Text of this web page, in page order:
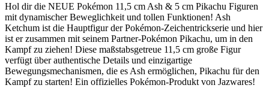
Hol dir die NEUE Pokémon 11,5 cm Ash & 5 cm Pikachu Figuren
mit dynamischer Beweglichkeit und tollen Funktionen! Ash
Ketchum ist die Hauptfigur der Pokémon-Zeichentrickserie und hier
ist er zusammen mit seinem Partner-Pokémon Pikachu, um in den
Kampf zu ziehen! Diese maßstabsgetreue 11,5 cm große Figur
verfügt über authentische Details und einzigartige
Bewegungsmechanismen, die es Ash ermöglichen, Pikachu für den
Kampf zu starten! Ein offizielles Pokémon-Produkt von Jazwares!